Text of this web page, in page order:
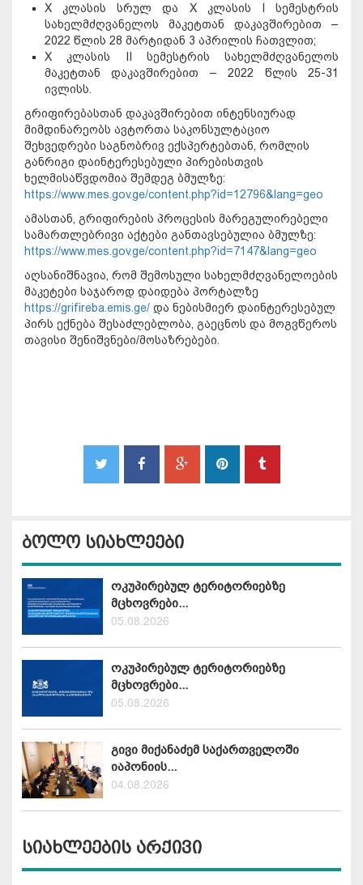
X კლასის სრულ და X კლასის I სემესტრის
სახელმძღვანელოს მაკეტთან დაკავშირებით –
2022 წლის 28 მარტიდან 3 აპრილის ჩათვლით;
X კლასის II სემესტრის სახელმძღვანელოს
მაკეტთან დაკავშირებით – 2022 წლის 25-31
ივლისს.
გრიფირებასთან დაკავშირებით ინტენსიურად
მიმდინარეობს ავტორთა საკონსულტაციო
შეხვედრები საგნობრივ ექსპერტებთან, რომლის
განრიგი დაინტერესებული პირებისთვის
ხელმისაწვდომია შემდეგ ბმულზე:
https://www.mes.gov.ge/content.php?id=12796&lang=geo
ამასთან, გრიფირების პროცესის მარეგულირებელი
სამართლებრივი აქტები განთავსებულია ბმულზე:
https://www.mes.gov.ge/content.php?id=7147&lang=geo
აღსანიშნავია, რომ შემოსული სახელმძღვანელოების
მაკეტები საჯაროდ დაიდება პორტალზე
https://grifireba.emis.ge/ და ნებისმიერ დაინტერესებულ
პირს ექნება შესაძლებლობა, გაეცნოს და მოგვწეროს
თავისი შენიშვნები/მოსაზრებები.
ბოლო სიახლეები
ოკუპირებულ ტერიტორიებზე
მცხოვრები...
05.08.2026
ოკუპირებულ ტერიტორიებზე
მცხოვრები...
05.08.2026
გივი მიქანაძემ საქართველოში
იაპონიის...
04.08.2026
სიახლეების არქივი